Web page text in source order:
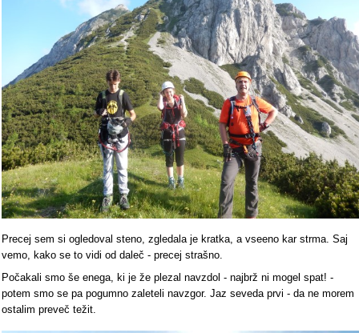
Precej sem si ogledoval steno, zgledala je kratka, a vseeno kar strma. Saj
vemo, kako se to vidi od daleč - precej strašno.
Počakali smo še enega, ki je že plezal navzdol - najbrž ni mogel spat! -
potem smo se pa pogumno zaleteli navzgor. Jaz seveda prvi - da ne morem
ostalim preveč težit.